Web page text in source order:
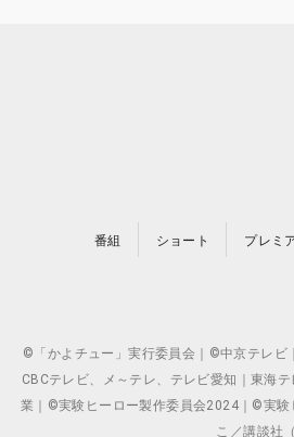
番組 ショート プレミ
©「かよチュー」実行委員会｜©中京テレビ
CBCテレビ、メ～テレ、テレビ愛知｜東海
業｜©実験ヒーロー製作委員会2024｜©実験
こ／講談社